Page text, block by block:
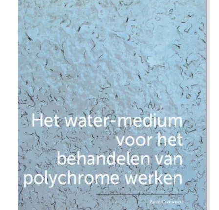
DE RESTAURATOREN
LID WORDEN
VIND EEN RESTAURATOR
EDUCATIE
NIEUWS
CONTACT
Selecteer de taal